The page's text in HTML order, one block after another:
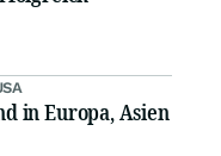
in Europa, Asien